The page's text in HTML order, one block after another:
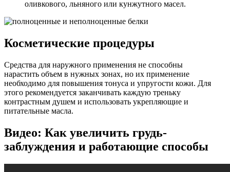
оливкового, льняного или кунжутного масел.
Косметические процедуры
Средства для наружного применения не способны
нарастить объем в нужных зонах, но их применение
необходимо для повышения тонуса и упругости кожи. Для
этого рекомендуется заканчивать каждую треньку
контрастным душем и использовать укрепляющие и
питательные масла.
Видео: Как увеличить грудь-
заблуждения и работающие способы